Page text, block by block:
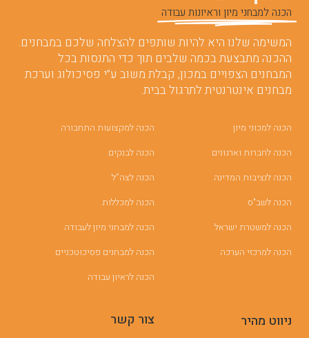
הכנה למבחני מיון וראיונות עבודה
המשימה שלנו היא להיות שותפים להצלחה שלכם במבחנים.
ההכנה מתבצעת בכמה שלבים תוך כדי התנסות בכל
המבחנים הצפויים במכון, קבלת משוב ע”י פסיכולוג וערכת
מבחנים אינטרנטית לתרגול בבית.
הכנה למכוני מיון
הכנה לחברות וארגונים
הכנה לנציבות המדינה
הכנה לשב"ס
הכנה למשטרת ישראל
הכנה למרכזי הערכה
הכנה למקצועות התחבורה
הכנה לבנקים
הכנה לצה”ל
הכנה למכללות
הכנה למבחני מיון לעבודה
הכנה למבחנים פסיכוטכניים
הכנה לראיון עבודה
ניווט מהיר צור קשר